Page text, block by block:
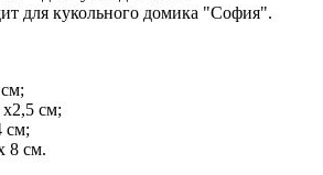
для кукольного домика "София".
х2,5 см;
см;
8 см.